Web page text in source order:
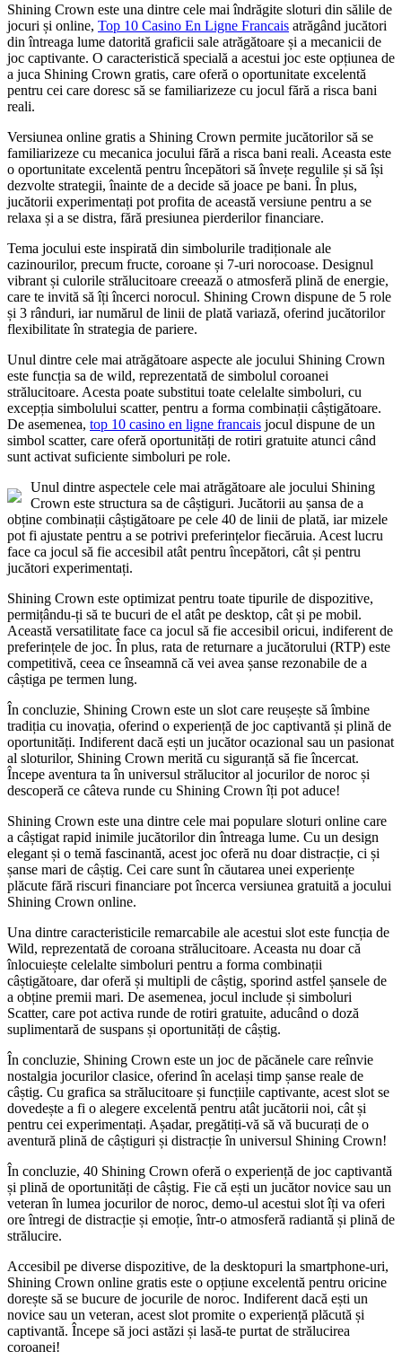
Shining Crown este una dintre cele mai îndrăgite sloturi din sălile de
jocuri și online, Top 10 Casino En Ligne Francais atrăgând jucători
din întreaga lume datorită graficii sale atrăgătoare și a mecanicii de
joc captivante. O caracteristică specială a acestui joc este opțiunea de
a juca Shining Crown gratis, care oferă o oportunitate excelentă
pentru cei care doresc să se familiarizeze cu jocul fără a risca bani
reali.
Versiunea online gratis a Shining Crown permite jucătorilor să se
familiarizeze cu mecanica jocului fără a risca bani reali. Aceasta este
o oportunitate excelentă pentru începători să învețe regulile și să își
dezvolte strategii, înainte de a decide să joace pe bani. În plus,
jucătorii experimentați pot profita de această versiune pentru a se
relaxa și a se distra, fără presiunea pierderilor financiare.
Tema jocului este inspirată din simbolurile tradiționale ale
cazinourilor, precum fructe, coroane și 7-uri norocoase. Designul
vibrant și culorile strălucitoare creează o atmosferă plină de energie,
care te invită să îți încerci norocul. Shining Crown dispune de 5 role
și 3 rânduri, iar numărul de linii de plată variază, oferind jucătorilor
flexibilitate în strategia de pariere.
Unul dintre cele mai atrăgătoare aspecte ale jocului Shining Crown
este funcția sa de wild, reprezentată de simbolul coroanei
strălucitoare. Acesta poate substitui toate celelalte simboluri, cu
excepția simbolului scatter, pentru a forma combinații câștigătoare.
De asemenea, top 10 casino en ligne francais jocul dispune de un
simbol scatter, care oferă oportunități de rotiri gratuite atunci când
sunt activat suficiente simboluri pe role.
Unul dintre aspectele cele mai atrăgătoare ale jocului Shining
Crown este structura sa de câștiguri. Jucătorii au șansa de a
obține combinații câștigătoare pe cele 40 de linii de plată, iar mizele
pot fi ajustate pentru a se potrivi preferințelor fiecăruia. Acest lucru
face ca jocul să fie accesibil atât pentru începători, cât și pentru
jucători experimentați.
Shining Crown este optimizat pentru toate tipurile de dispozitive,
permițându-ți să te bucuri de el atât pe desktop, cât și pe mobil.
Această versatilitate face ca jocul să fie accesibil oricui, indiferent de
preferințele de joc. În plus, rata de returnare a jucătorului (RTP) este
competitivă, ceea ce înseamnă că vei avea șanse rezonabile de a
câștiga pe termen lung.
În concluzie, Shining Crown este un slot care reușește să îmbine
tradiția cu inovația, oferind o experiență de joc captivantă și plină de
oportunități. Indiferent dacă ești un jucător ocazional sau un pasionat
al sloturilor, Shining Crown merită cu siguranță să fie încercat.
Începe aventura ta în universul strălucitor al jocurilor de noroc și
descoperă ce câteva runde cu Shining Crown îți pot aduce!
Shining Crown este una dintre cele mai populare sloturi online care
a câștigat rapid inimile jucătorilor din întreaga lume. Cu un design
elegant și o temă fascinantă, acest joc oferă nu doar distracție, ci și
șanse mari de câștig. Cei care sunt în căutarea unei experiențe
plăcute fără riscuri financiare pot încerca versiunea gratuită a jocului
Shining Crown online.
Una dintre caracteristicile remarcabile ale acestui slot este funcția de
Wild, reprezentată de coroana strălucitoare. Aceasta nu doar că
înlocuiește celelalte simboluri pentru a forma combinații
câștigătoare, dar oferă și multipli de câștig, sporind astfel șansele de
a obține premii mari. De asemenea, jocul include și simboluri
Scatter, care pot activa runde de rotiri gratuite, aducând o doză
suplimentară de suspans și oportunități de câștig.
În concluzie, Shining Crown este un joc de păcănele care reînvie
nostalgia jocurilor clasice, oferind în același timp șanse reale de
câștig. Cu grafica sa strălucitoare și funcțiile captivante, acest slot se
dovedește a fi o alegere excelentă pentru atât jucătorii noi, cât și
pentru cei experimentați. Așadar, pregătiți-vă să vă bucurați de o
aventură plină de câștiguri și distracție în universul Shining Crown!
În concluzie, 40 Shining Crown oferă o experiență de joc captivantă
și plină de oportunități de câștig. Fie că ești un jucător novice sau un
veteran în lumea jocurilor de noroc, demo-ul acestui slot îți va oferi
ore întregi de distracție și emoție, într-o atmosferă radiantă și plină de
strălucire.
Accesibil pe diverse dispozitive, de la desktopuri la smartphone-uri,
Shining Crown online gratis este o opțiune excelentă pentru oricine
dorește să se bucure de jocurile de noroc. Indiferent dacă ești un
novice sau un veteran, acest slot promite o experiență plăcută și
captivantă. Începe să joci astăzi și lasă-te purtat de strălucirea
coroanei!